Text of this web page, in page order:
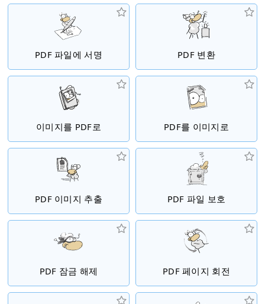
PDF 파일에 서명 PDF 변환
이미지를 PDF로 PDF를 이미지로
PDF 이미지 추출 PDF 파일 보호
PDF 잠금 해제 PDF 페이지 회전